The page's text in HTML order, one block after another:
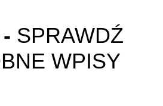
SPRAWDŹ
WPISY